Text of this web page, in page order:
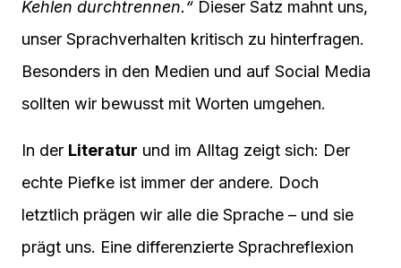
Kehlen durchtrennen.“ Dieser Satz mahnt uns,
unser Sprachverhalten kritisch zu hinterfragen.
Besonders in den Medien und auf Social Media
sollten wir bewusst mit Worten umgehen.
In der Literatur und im Alltag zeigt sich: Der
echte Piefke ist immer der andere. Doch
letztlich prägen wir alle die Sprache – und sie
prägt uns. Eine differenzierte Sprachreflexion